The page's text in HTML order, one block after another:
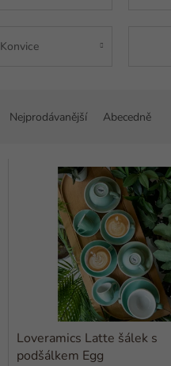
Konvice
Nejprodávanější Abecedně
Loveramics Latte šálek s
podšálkem Egg